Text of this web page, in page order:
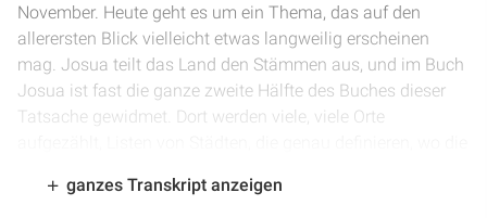
November. Heute geht es um ein Thema, das auf den
allerersten Blick vielleicht etwas langweilig erscheinen
mag. Josua teilt das Land den Stämmen aus, und im Buch
Josua ist fast die ganze zweite Hälfte des Buches dieser
Tatsache gewidmet. Dort werden viele, viele Orte
uns heute diesem Thema von einer größeren Perspektive
ganzes Transkript anzeigen